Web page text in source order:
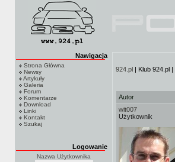
Nawigacja
Strona Główna
Newsy
Artykuły
Galeria
Forum
Komentarze
Download
Linki
Kontakt
Szukaj
Logowanie
Nazwa Użytkownika
924.pl | Klub 924.pl |
Autor
wit007
Użytkownik